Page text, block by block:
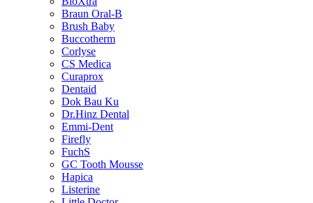
Braun Oral-B
Brush Baby
Buccotherm
Corlyse
CS Medica
Curaprox
Dentaid
Dok Bau Ku
Dr.Hinz Dental
Emmi-Dent
Firefly
FuchS
GC Tooth Mousse
Hapica
Listerine